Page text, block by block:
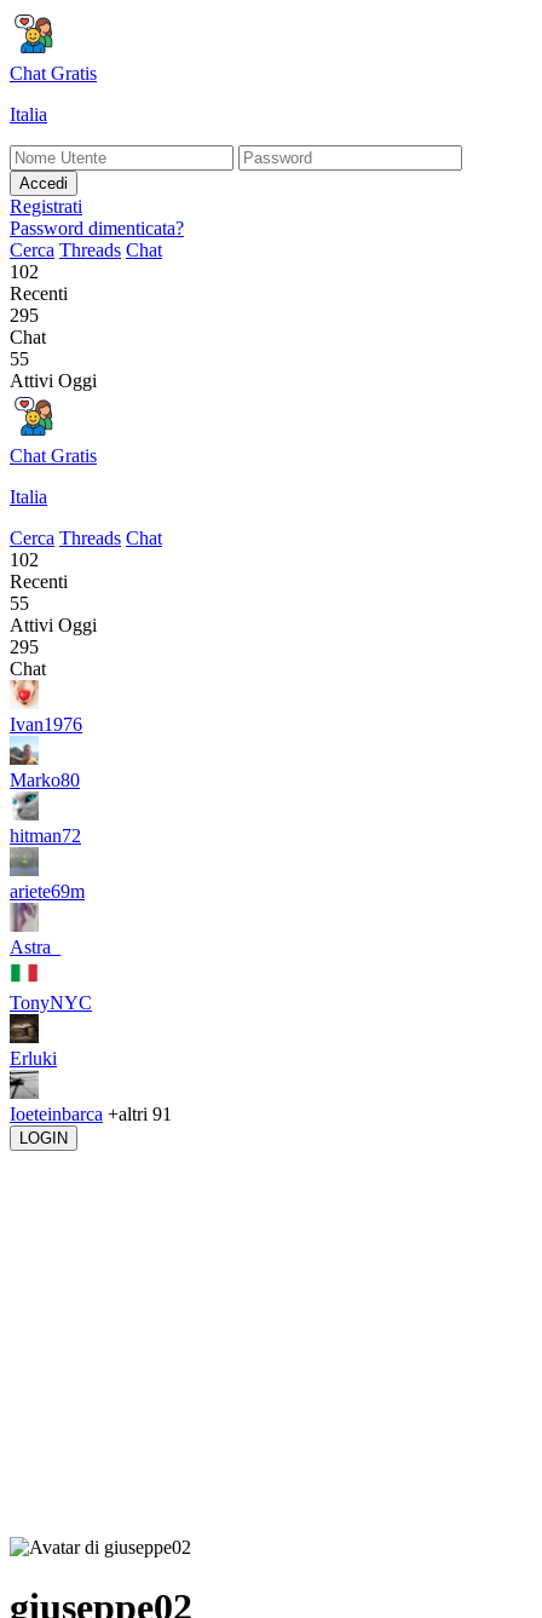
Chat Gratis
Italia
Accedi
Registrati
Password dimenticata?
Cerca Threads Chat
102
Recenti
295
Chat
55
Attivi Oggi
Chat Gratis
Italia
Cerca Threads Chat
102
Recenti
55
Attivi Oggi
295
Chat
Ivan1976
Marko80
hitman72
ariete69m
Astra_
TonyNYC
Erluki
Ioeteinbarca +altri 91
LOGIN
giuseppe02